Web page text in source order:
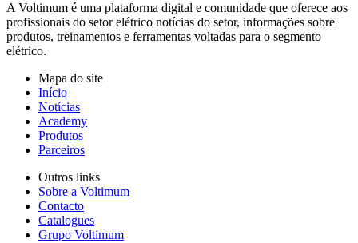
A Voltimum é uma plataforma digital e comunidade que oferece aos
profissionais do setor elétrico notícias do setor, informações sobre
produtos, treinamentos e ferramentas voltadas para o segmento
elétrico.
Mapa do site
Início
Notícias
Academy
Produtos
Parceiros
Outros links
Sobre a Voltimum
Contacto
Catalogues
Grupo Voltimum